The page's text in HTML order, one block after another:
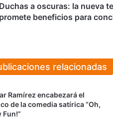
Duchas a oscuras: la nueva
promete beneficios para
relacionadas
Ramírez encabezará el
de la comedia satírica “Oh,
Fun!”